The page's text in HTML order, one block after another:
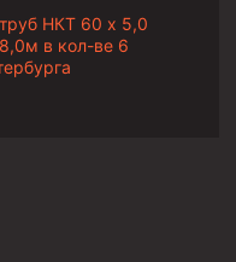
труб НКТ 60 х 5,0
в кол-ве 6